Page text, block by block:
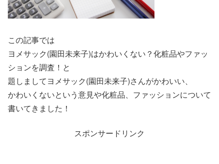
この記事では
ヨメサック(園田未来子)はかわいくない？化粧品やファッ
ションを調査！と
題しましてヨメサック(園田未来子)さんがかわいい、
かわいくないという意見や化粧品、ファッションについて
書いてきました！
スポンサードリンク